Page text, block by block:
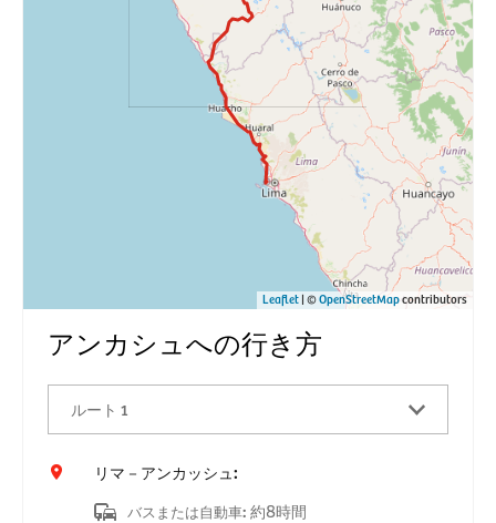
Leaflet | ©OpenStreetMapcontributors
アンカシュへの行き方
ルート 1
リマ－アンカッシュ:
バスまたは自動車: 約8時間